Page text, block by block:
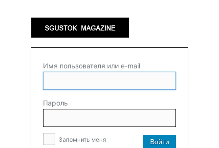
Имя пользователя или e-mail
Пароль
Запомнить меня